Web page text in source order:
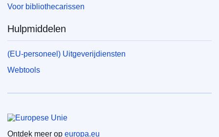
Voor bibliothecarissen
Hulpmiddelen
(EU-personeel) Uitgeverijdiensten
Webtools
Ontdek meer op europa.eu